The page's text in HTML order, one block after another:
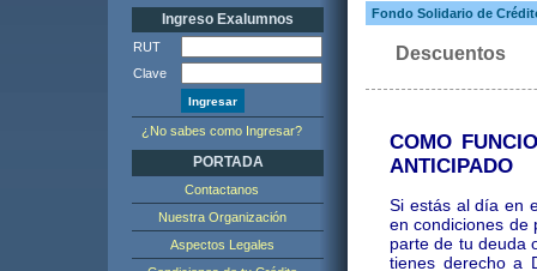
Ingreso Exalumnos
RUT
Clave
¿No sabes como Ingresar?
PORTADA
Contactanos
Nuestra Organización
Aspectos Legales
Fondo Solidario de
Descuentos
COMO
ANTICIPADO
Si estás al día en
en condiciones de
parte de tu deuda
tienes derecho a